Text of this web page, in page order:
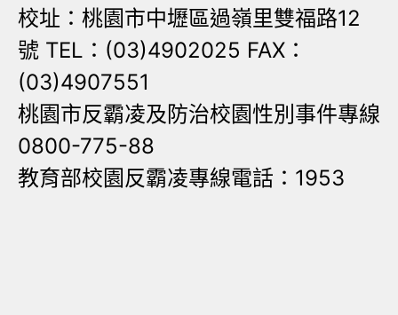
校址：桃園市中壢區過嶺里雙福路12
號 TEL：(03)4902025 FAX：
(03)4907551
桃園市反霸凌及防治校園性別事件專線
0800-775-88
教育部校園反霸凌專線電話：1953